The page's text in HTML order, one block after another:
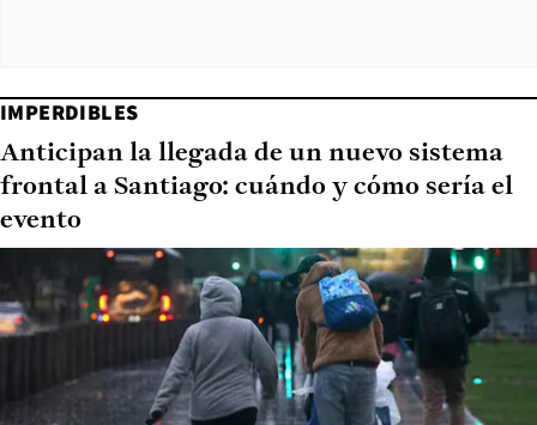
IMPERDIBLES
Anticipan la llegada de un nuevo sistema
frontal a Santiago: cuándo y cómo sería el
evento